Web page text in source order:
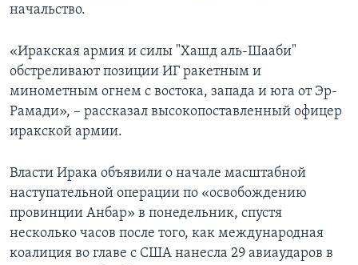
начальство.
«Иракская армия и силы "Хашд аль-Шааби"
обстреливают позиции ИГ ракетным и
минометным огнем с востока, запада и юга от Эр-
Рамади», – рассказал высокопоставленный офицер
иракской армии.
Власти Ирака объявили о начале масштабной
наступательной операции по «освобождению
провинции Анбар» в понедельник, спустя
несколько часов после того, как международная
коалиция во главе с США нанесла 29 авиаударов в